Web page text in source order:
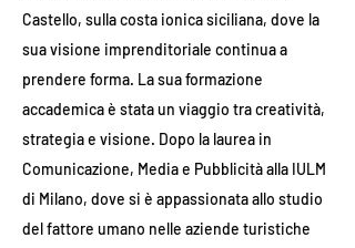
Castello, sulla costa ionica siciliana, dove la
sua visione imprenditoriale continua a
prendere forma. La sua formazione
accademica è stata un viaggio tra creatività,
strategia e visione. Dopo la laurea in
Comunicazione, Media e Pubblicità alla IULM
di Milano, dove si è appassionata allo studio
del fattore umano nelle aziende turistiche